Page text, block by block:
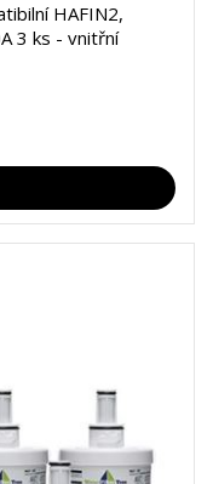
HAFIN2,
3 ks - vnitřní